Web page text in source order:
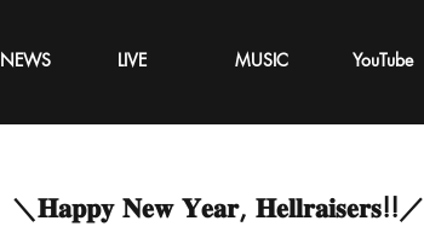
NEWS LIVE MUSIC YouTube
＼𝐇𝐚𝐩𝐩𝐲 𝐍𝐞𝐰 𝐘𝐞𝐚𝐫, 𝐇𝐞𝐥𝐥𝐫𝐚𝐢𝐬𝐞𝐫𝐬!!／